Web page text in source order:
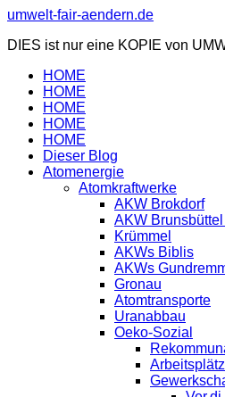
Zum
springen
umwelt-fair-aendern.de
DIES ist nur eine KOPIE von
HOME
HOME
HOME
HOME
HOME
Dieser Blog
Atomenergie
Atomkraftwerke
AKW Brokdorf
AKW
Krümmel
AKWs Biblis
AKWs
Gronau
Atomtransporte
Uranabbau
Oeko-Sozial